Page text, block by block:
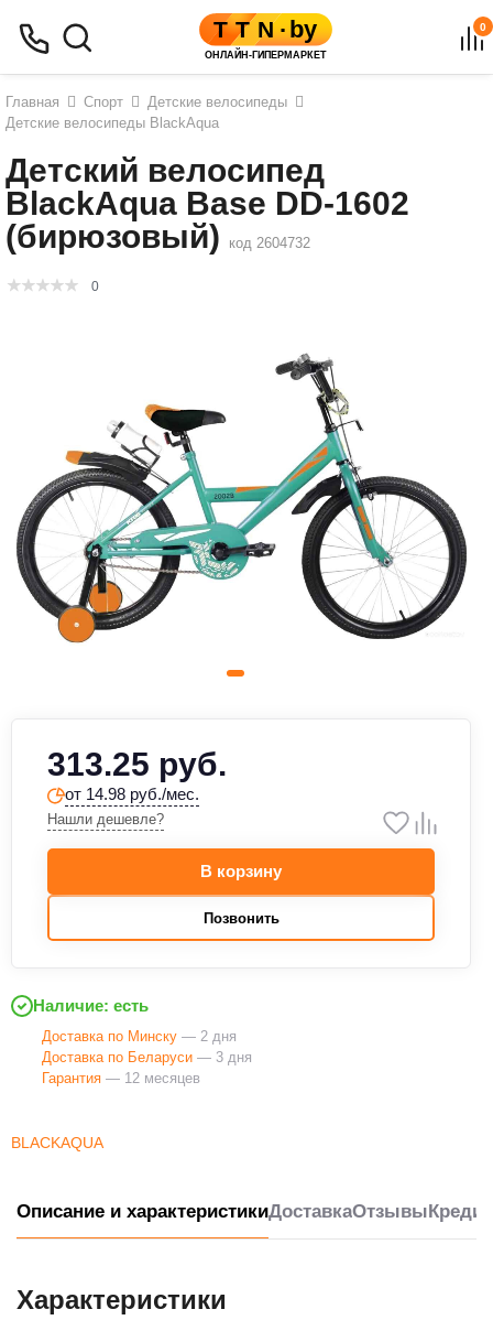
0
Главная Спорт
Детские велосипеды
Детские велосипеды BlackAqua
Детский велосипед
BlackAqua Base DD-1602
(бирюзовый)
код 2604732
0
BLACKAQUA
313.25 руб.
от 14.98 руб./мес.
Нашли дешевле?
В корзину
Позвонить
Наличие: есть
Доставка по Минску — 2 дня
Доставка по Беларуси — 3 дня
Гарантия — 12 месяцев
Описание и характеристикиДоставкаОтзывы
Характеристики